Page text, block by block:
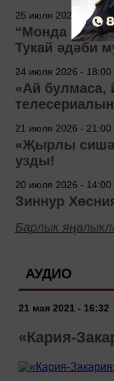
25 июля 2026 - 16:17
“Монда
Тукай әдәби
24 июля 2026 - 18:00
«Ай булмаса,
21 июля 2026 - 21:00
«Җырлы
узды!
20 июля 2026 - 14:00
Зиннур
Барлык
АУДИО
21 мая 2021 - 16:32
«Кария-